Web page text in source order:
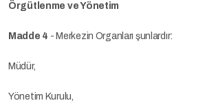
Örgütlenme ve Yönetim
Madde 4 - Merkezin Organları şunlardır:
Müdür,
Yönetim Kurulu,